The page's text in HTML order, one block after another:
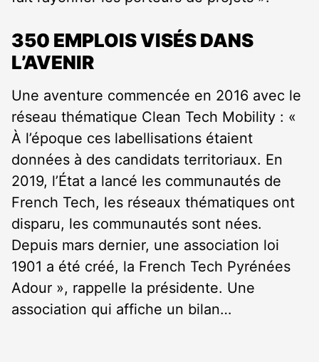
350 EMPLOIS VISÉS DANS
L’AVENIR
Une aventure commencée en 2016 avec le
réseau thématique Clean Tech Mobility : «
À l’époque ces labellisations étaient
données à des candidats territoriaux. En
2019, l’État a lancé les communautés de
French Tech, les réseaux thématiques ont
disparu, les communautés sont nées.
Depuis mars dernier, une association loi
1901 a été créé, la French Tech Pyrénées
Adour », rappelle la présidente. Une
association qui affiche un bilan…